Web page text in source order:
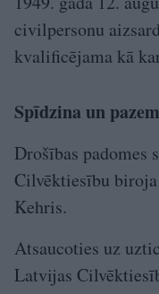
civilpersonu
kvalificējama kā
Spīdzina un
Drošības padomes
Cilvēktiesību
Kehris.
Atsaucoties uz
Latvijas